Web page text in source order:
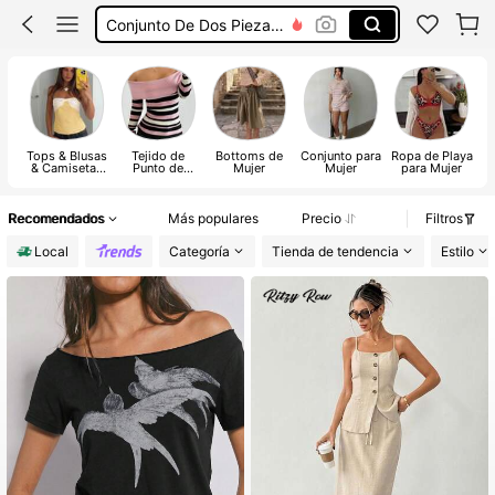
Conjunto De Dos Piezas Mujer
Pantalones De Mujer
Vestidos Elegantes De Mujer
Tops & Blusas
& Camisetas
Tejido de
Punto de
Bottoms de
Mujer
Conjunto para
Mujer
Ropa de Playa
para Mujer
Recomendados Más populares Precio
Filtros
Local
Categoría Tienda de tendencia Estilo